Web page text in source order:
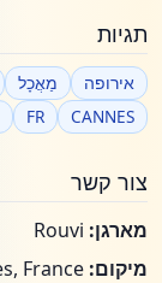
תגיות
אירופה מַאֲכָל
CANNES
FR
צור קשר
מארגן:
מיקום: